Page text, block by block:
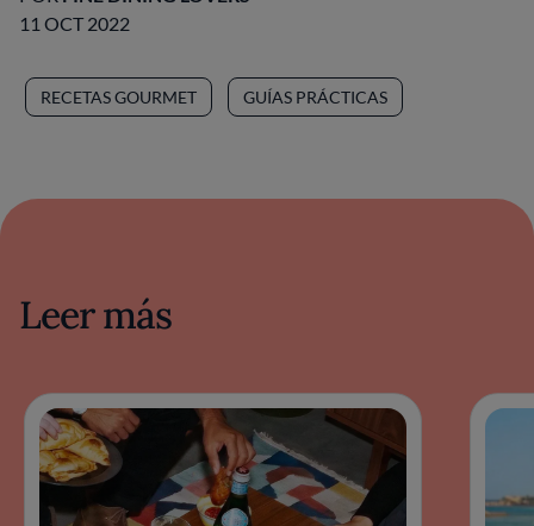
11 OCT 2022
RECETAS GOURMET GUÍAS PRÁCTICAS
Leer más